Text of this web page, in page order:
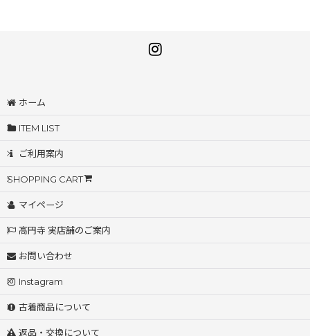
ホーム
ITEM LIST
ご利用案内
SHOPPING CART
マイページ
高円寺 実店舗のご案内
お問い合わせ
Instagram
古着商品について
返品・交換について